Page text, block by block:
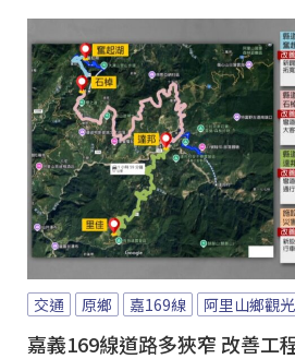
交通 原鄉 嘉169線 阿里山鄉觀
嘉義169線道路多狹窄 改善工